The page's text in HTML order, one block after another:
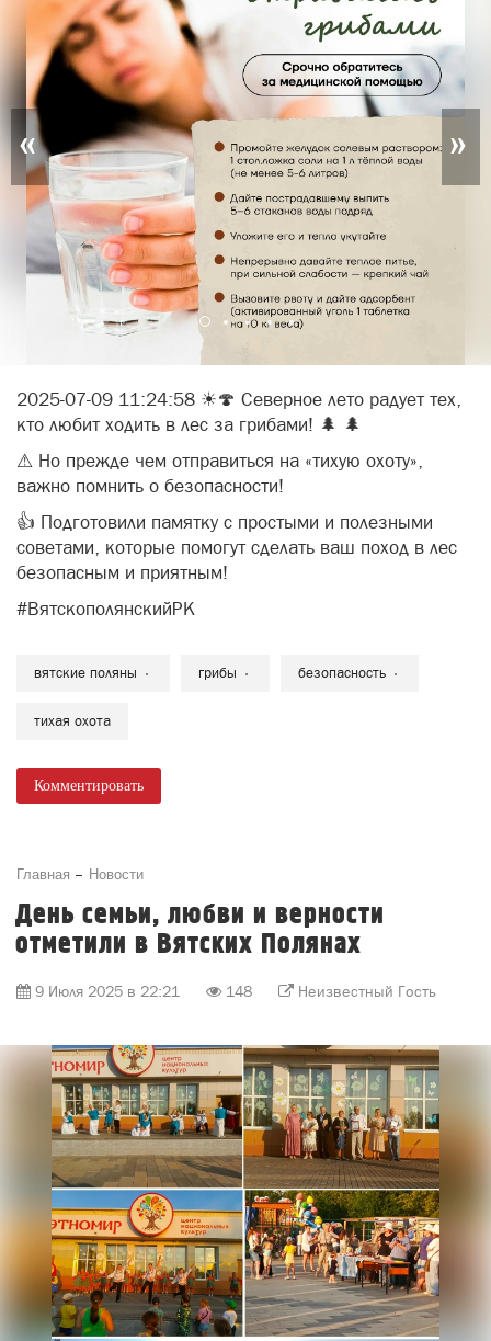
« »
2025-07-09 11:24:58 ☀🍄 Северное лето радует тех,
кто любит ходить в лес за грибами! 🌲 🌲
⚠ Но прежде чем отправиться на «тихую охоту»,
важно помнить о безопасности!
👍 Подготовили памятку с простыми и полезными
советами, которые помогут сделать ваш поход в лес
безопасным и приятным!
#ВятскополянскийРК
вятские поляны грибы безопасность
тихая охота
Комментировать
Главная Новости
День семьи, любви и верности
отметили в Вятских Полянах
9 Июля 2025 в 22:21 148 Неизвестный Гость